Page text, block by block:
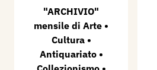
"ARCHIVIO"
mensile di Arte •
Cultura •
Antiquariato •